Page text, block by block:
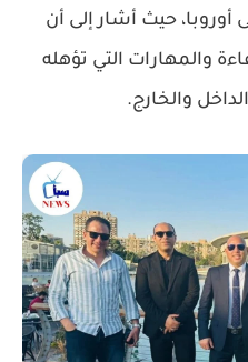
أوروبا، حيث أشار إلى أن
والمهارات التي تؤهله
والخارج.